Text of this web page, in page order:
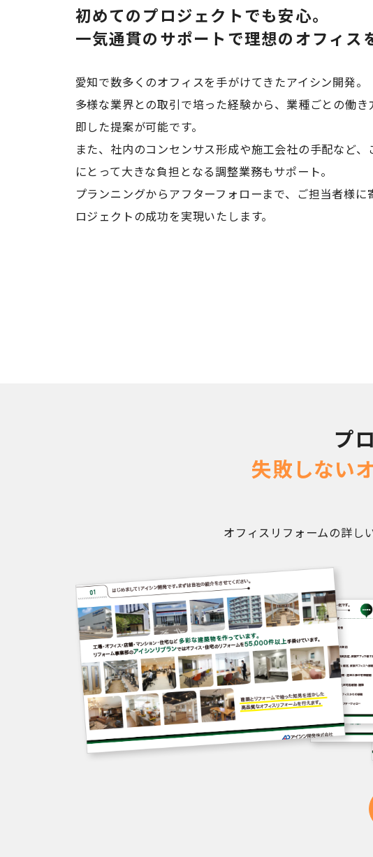
初めてのプロジェクトでも安心。
一気通貫のサポートで理想のオフィス
愛知で数多くのオフィスを手がけてきたアイシン開発。
多様な業界との取引で培った経験から、業種ごとの働き
即した提案が可能です。
また、社内のコンセンサス形成や施工会社の手配など、
にとって大きな負担となる調整業務もサポート。
プランニングからアフターフォローまで、ご担当者様に
ロジェクトの成功を実現いたします。
プ
失敗しない
オフィスリフォームの詳し